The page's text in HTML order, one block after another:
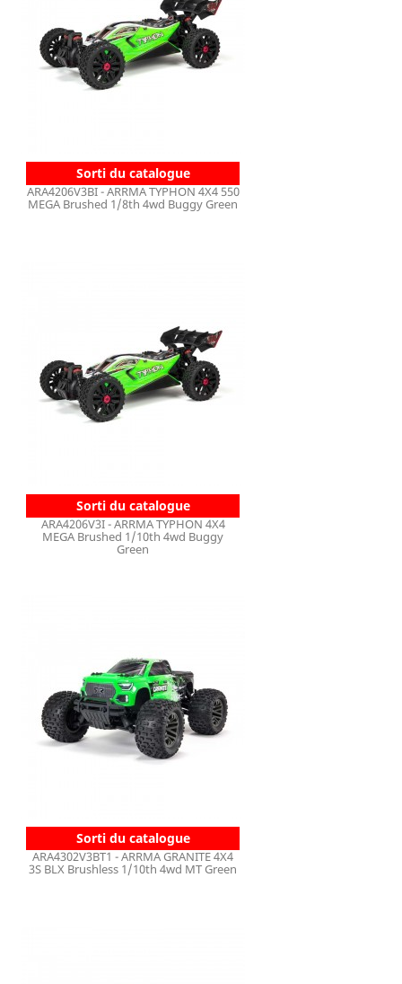
Sorti du catalogue
ARA4206V3BI - ARRMA TYPHON 4X4 550
MEGA Brushed 1/8th 4wd Buggy Green
Sorti du catalogue
ARA4206V3I - ARRMA TYPHON 4X4
MEGA Brushed 1/10th 4wd Buggy
Green
Sorti du catalogue
ARA4302V3BT1 - ARRMA GRANITE 4X4
3S BLX Brushless 1/10th 4wd MT Green